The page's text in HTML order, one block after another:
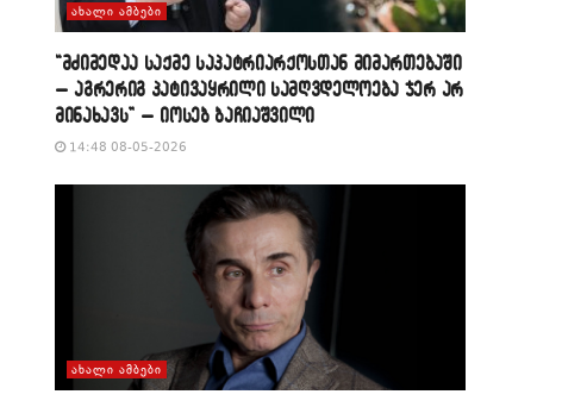
ᲐᲮᲐᲚᲘ ᲐᲛᲑᲔᲑᲘ
“მძიმედაა საქმე საპატრიარქოსთან მიმართებაში
– აგრერიგ პატივაყრილი სამღვდელოება ჯერ არ
მინახავს” – იოსებ ბაჩიაშვილი
14:48 08-05-2026
ᲐᲮᲐᲚᲘ ᲐᲛᲑᲔᲑᲘ